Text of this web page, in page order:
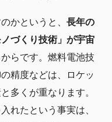
かというと、 長年の
づくり技術」が宇宙
らです。燃料電池技
精度などは、ロケッ
多くが重なります。
れたという事実は、